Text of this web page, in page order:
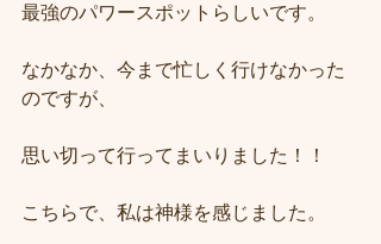
最強のパワースポットらしいです。
なかなか、今まで忙しく行けなかった
のですが、
思い切って行ってまいりました！！
こちらで、私は神様を感じました。